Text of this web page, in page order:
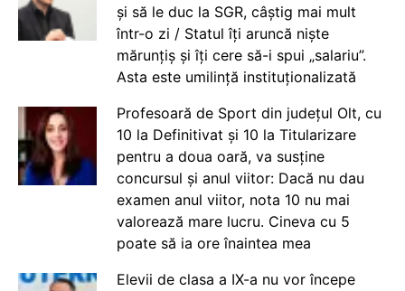
și să le duc la SGR, câștig mai mult
într-o zi / Statul îți aruncă niște
mărunțiș și îți cere să-i spui „salariu”.
Asta este umilință instituționalizată
Profesoară de Sport din județul Olt, cu
10 la Definitivat și 10 la Titularizare
pentru a doua oară, va susține
concursul și anul viitor: Dacă nu dau
examen anul viitor, nota 10 nu mai
valorează mare lucru. Cineva cu 5
poate să ia ore înaintea mea
Elevii de clasa a IX-a nu vor începe